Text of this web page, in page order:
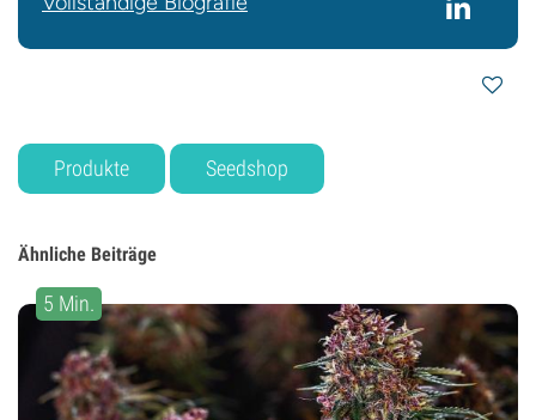
Produkte Seedshop
Ähnliche Beiträge
5 Min.